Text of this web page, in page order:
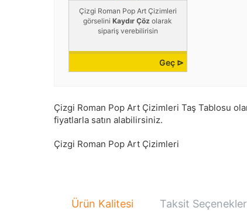
Çizgi Roman Pop Art Çizimleri
görseliniKaydır Çöz olarak
sipariş verebilirisin
Geç ⊳
Çizgi Roman Pop Art Çizimleri Taş Tablosu
fiyatlarla satın alabilirsiniz.
Çizgi Roman Pop Art Çizimleri
Ürün Kalitesi Taksit